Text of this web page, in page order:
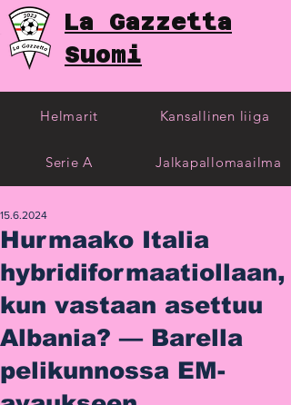
La Gazzetta
Suomi
Helmarit
Serie A
Kansallinen liiga
Jalkapallomaailma
Hurmaako Italia
hybridiformaatiollaan,
kun vastaan asettuu
Albania? — Barella
pelikunnossa EM-
15.6.2024